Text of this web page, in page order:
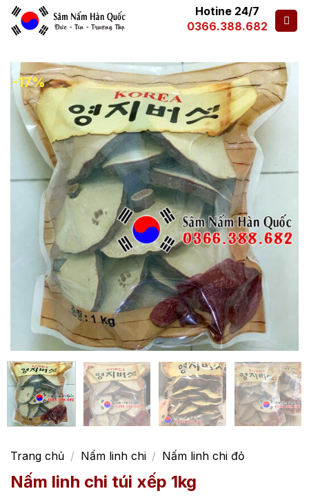
Hotine 24/7
0366.388.682
-17%
Trang chủ / Nấm linh chi / Nấm linh chi đỏ
Nấm linh chi túi xếp 1kg